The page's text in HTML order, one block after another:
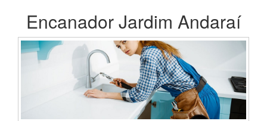
Encanador Jardim Andaraí